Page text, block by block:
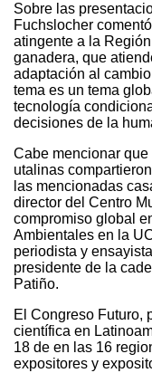
Sobre las
Fuchslocher
atingente a la
ganadera, que
adaptación al
tema es un tema
tecnología
decisiones de la
Cabe mencionar
utalinas
las mencionadas
director del Centro
compromiso global
Ambientales en la
periodista y
presidente de la
Patiño.
El Congreso Futuro,
científica en
18 de en las 16
expositores y